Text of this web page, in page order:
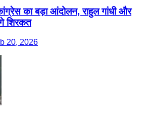
का बड़ा आंदोलन, राहुल गांधी और
शिरकत
20, 2026